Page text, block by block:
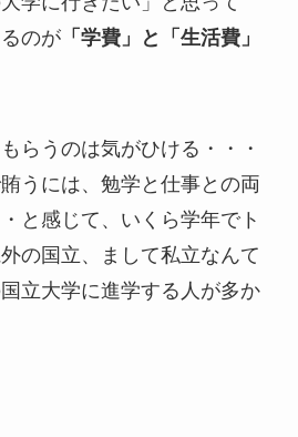
のが「学費」と「生活費」
らうのは気がひける・・・
うには、勉学と仕事との両
と感じて、いくら学年でト
の国立、まして私立なんて
立大学に進学する人が多か